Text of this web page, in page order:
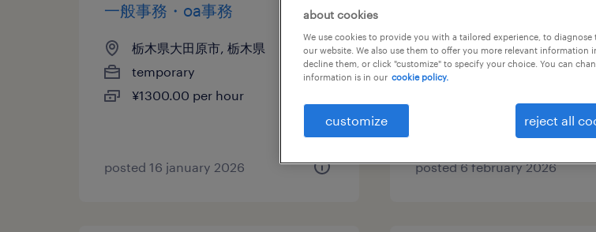
一般事務・oa事務
栃木県大田原市, 栃木県
temporary
¥1300.00 per hour
posted 16 january 2026
券）
栃木県大田原市, 栃木県
¥1250.00 per hour
posted 6 february 2026
about cookies
We use cookies to provide you with a tailored experience, to
our website. We also use them to offer you more relevant information
decline them, or click "customize" to specify your choice. You can
information is in our cookie policy.
customize reject all